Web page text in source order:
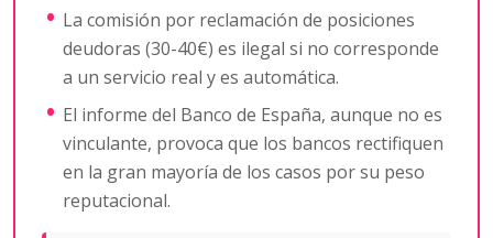
La comisión por reclamación de posiciones
deudoras (30-40€) es ilegal si no corresponde
a un servicio real y es automática.
El informe del Banco de España, aunque no es
vinculante, provoca que los bancos rectifiquen
en la gran mayoría de los casos por su peso
reputacional.